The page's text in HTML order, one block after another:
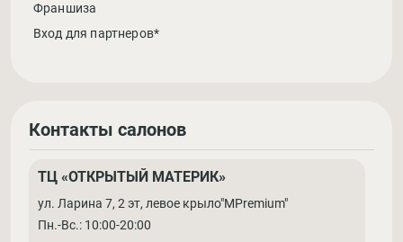
Франшиза
Вход для партнеров*
Контакты салонов
ТЦ «ОТКРЫТЫЙ МАТЕРИК»
ул. Ларина 7, 2 эт, левое крыло"MPremium"
Пн.-Вс.: 10:00-20:00